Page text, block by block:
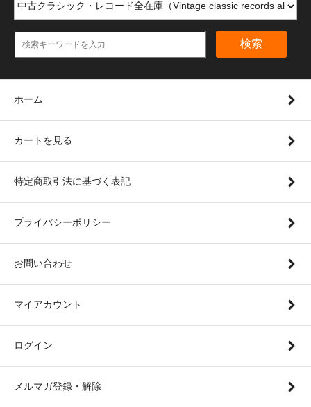
検索
ホーム
カートを見る
特定商取引法に基づく表記
プライバシーポリシー
お問い合わせ
マイアカウント
ログイン
メルマガ登録・解除